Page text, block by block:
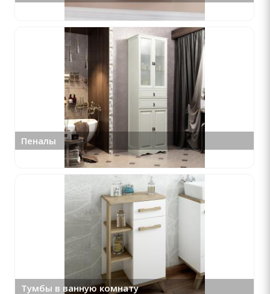
Пеналы
Тумбы в ванную комнату